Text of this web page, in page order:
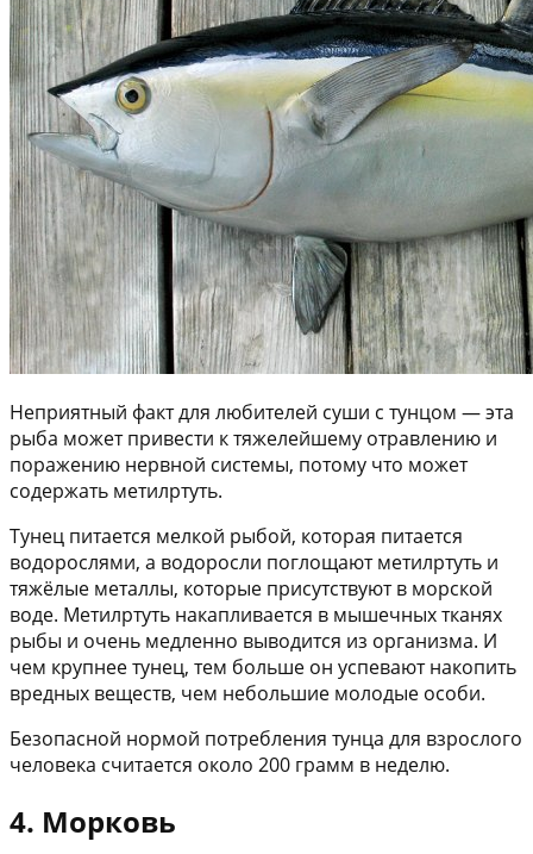
Неприятный факт для любителей суши с тунцом — эта
рыба может привести к тяжелейшему отравлению и
поражению нервной системы, потому что может
содержать метилртуть.
Тунец питается мелкой рыбой, которая питается
водорослями, а водоросли поглощают метилртуть и
тяжёлые металлы, которые присутствуют в морской
воде. Метилртуть накапливается в мышечных тканях
рыбы и очень медленно выводится из организма. И
чем крупнее тунец, тем больше он успевают накопить
вредных веществ, чем небольшие молодые особи.
Безопасной нормой потребления тунца для взрослого
человека считается около 200 грамм в неделю.
4. Морковь